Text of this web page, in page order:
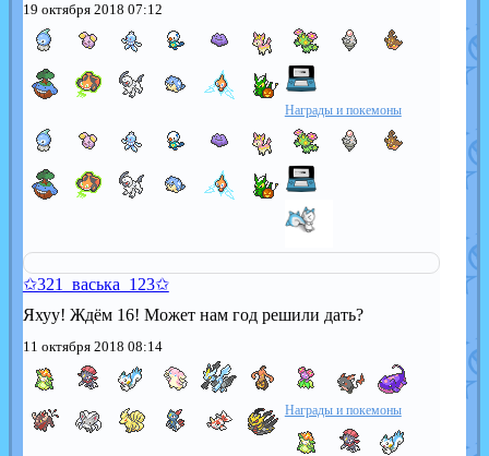
19 октября 2018 07:12
Награды и покемоны
✩321_васька_123✩
Яхуу! Ждём 16! Может нам год решили дать?
11 октября 2018 08:14
Награды и покемоны